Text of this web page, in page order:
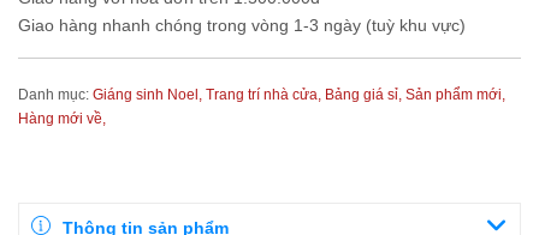
Giao hàng nhanh chóng trong vòng 1-3 ngày (tuỳ khu vực)
Danh mục: Giáng sinh Noel, Trang trí nhà cửa, Bảng giá sỉ, Sản phẩm mới,
Hàng mới về,
Thông tin sản phẩm